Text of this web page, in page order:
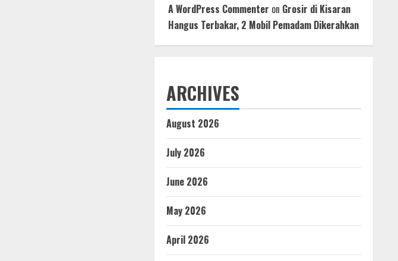
A WordPress Commenter on Grosir di Kisaran
Hangus Terbakar, 2 Mobil Pemadam Dikerahkan
ARCHIVES
August 2026
July 2026
June 2026
May 2026
April 2026